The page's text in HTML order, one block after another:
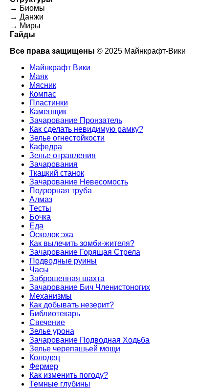
→ Биомы
→ Данжи
→ Миры
Гайды
Все права защищены © 2025 Майнкрафт-Вики
Майнкрафт Вики
Маяк
Мясник
Компас
Пластинки
Каменщик
Зачарование Пронзатель
Как сделать невидимую рамку?
Зелье огнестойкости
Кафедра
Зелье отравления
Зачарования
Ткацкий станок
Зачарование Невесомость
Подзорная труба
Алмаз
Тесты
Бочка
Еда
Осколок эха
Как вылечить зомби-жителя?
Зачарование Горящая Стрела
Подводные руины
Часы
Заброшенная шахта
Зачарование Бич Членистоногих
Механизмы
Как добывать незерит?
Библиотекарь
Свечение
Зелье урона
Зачарование Подводная Ходьба
Зелье черепашьей мощи
Колодец
Фермер
Как изменить погоду?
Темные глубины